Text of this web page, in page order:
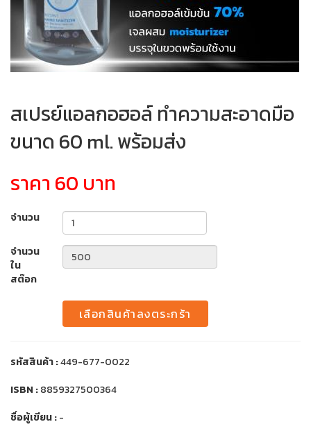
สเปรย์แอลกอฮอล์ ทำความสะอาดมือ
ขนาด 60 ml. พร้อมส่ง
ราคา 60 บาท
จำนวน
จำนวน
ใน
สต๊อก
เลือกสินค้าลงตระกร้า
รหัสสินค้า :449-677-0022
ISBN :8859327500364
ชื่อผู้เขียน :-